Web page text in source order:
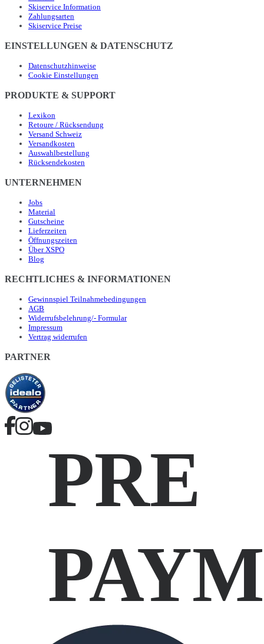
Skiservice Information
Zahlungsarten
Skiservice Preise
EINSTELLUNGEN & DATENSCHUTZ
Datenschutzhinweise
Cookie Einstellungen
PRODUKTE & SUPPORT
Lexikon
Retoure / Rücksendung
Versand Schweiz
Versandkosten
Auswahlbestellung
Rücksendekosten
UNTERNEHMEN
Jobs
Material
Gutscheine
Lieferzeiten
Öffnungszeiten
Über XSPO
Blog
RECHTLICHES & INFORMATIONEN
Gewinnspiel Teilnahmebedingungen
AGB
Widerrufsbelehrung/- Formular
Impressum
Vertrag widerrufen
PARTNER